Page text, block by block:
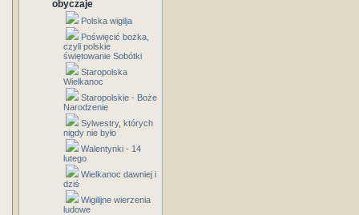
obyczaje
Polska wigilja
Poświęcić bożka,
czyli polskie
świętowanie Sobótki
Staropolska
Wielkanoc
Staropolskie - Boże
Narodzenie
Sylwestry, których
nigdy nie było
Walentynki - 14
lutego
Wielkanoc dawniej i
dziś
Wigilijne wierzenia
ludowe